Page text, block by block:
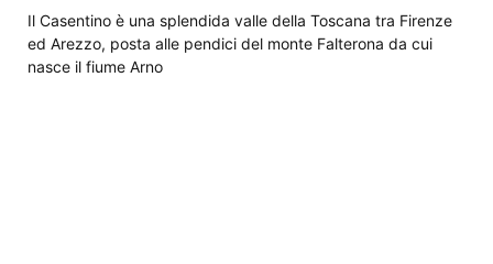
Il Casentino è una splendida valle della Toscana tra Firenze
ed Arezzo, posta alle pendici del monte Falterona da cui
nasce il fiume Arno